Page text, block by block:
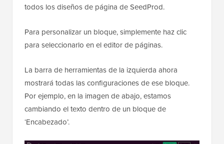
todos los diseños de página de SeedProd.
Para personalizar un bloque, simplemente haz clic
para seleccionarlo en el editor de páginas.
La barra de herramientas de la izquierda ahora
mostrará todas las configuraciones de ese bloque.
Por ejemplo, en la imagen de abajo, estamos
cambiando el texto dentro de un bloque de
‘Encabezado’.